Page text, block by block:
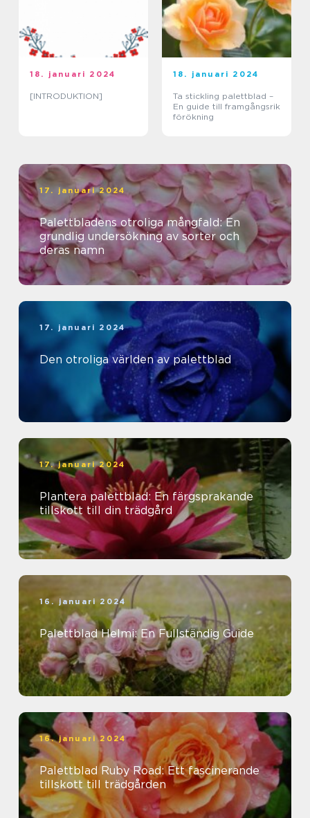
18. januari 2024
[INTRODUKTION]
18. januari 2024
Ta stickling palettblad –
En guide till framgångsrik
förökning
17. januari 2024
Palettbladens otroliga mångfald: En
grundlig undersökning av sorter och
deras namn
17. januari 2024
Den otroliga världen av palettblad
17. januari 2024
Plantera palettblad: En färgsprakande
tillskott till din trädgård
16. januari 2024
Palettblad Helmi: En Fullständig Guide
16. januari 2024
Palettblad Ruby Road: Ett fascinerande
tillskott till trädgården